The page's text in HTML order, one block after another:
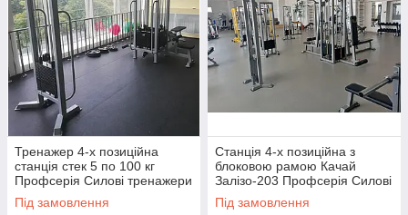
Тренажер 4-х позиційна
станція стек 5 по 100 кг
Профсерія Силові тренажери
для спортзалів
Під замовлення
Станція 4-х позиційна з
блоковою рамою Качай
Залізо-203 Профсерія Силові
тренажери
Під замовлення